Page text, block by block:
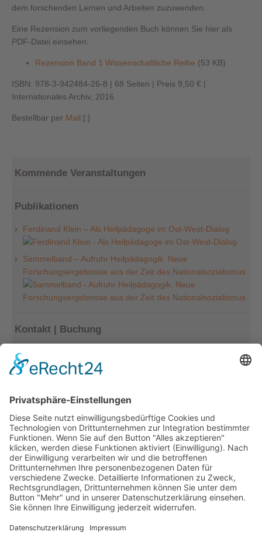
dem forschenden Lernen und Arbeiten zuzuwenden.
Eine Rezension zum vorliegenden Buch können Sie hier als
PDF-Datei einsehen:
Rezension Band 1 Wissenschaftliche Reihe (53 KB)
ISBN: 978-3-942484-26-8 | 68 Seiten | Preis 9,50 € |
Internationales Archiv, 2016
Bestellbar per Mail .[:]
Kommende Veranstaltungen
Publikationen
Ferdinand Klein – Als Heilpädagoge im Ost-West-Dialog
Sammelband – Aufruhr Heilpädagogik. Neue
Forschungsergebnisse aus der Zeit des Nationalsozialismus
Kontakt | Buchung
Tel.: 033477–548940
info@archiv-heilpaedagogik.de
Kommende Veranstaltungen
INTERNATIONALES ARCHIV
FÜR HEILPÄDAGOGIK
Emil E. Kobi Institut
Platz der Jugend 4
15374 Müncheberg OT Trebnitz